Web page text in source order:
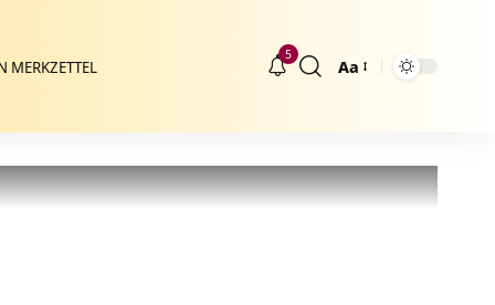
MERKZETTEL
5
Größenänderung
Aa